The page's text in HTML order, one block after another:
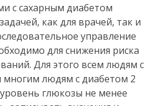
с сахарным диабетом
как для врачей, так и
управление
для снижения риска
Для этого всем людям с
многим людям с диабетом 2
глюкозы не менее